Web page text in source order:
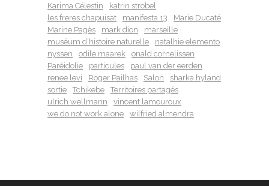
Karima Célestin
katrin strobel
les freres chapuisat
manifesta 13
Marie Ducaté
Marine Pagès
mark dion
marseille
muséum d’histoire naturelle
natalhie elemento
nyssen
odile maarek
onald cornelissen
Paréidolie
particules
paul van der eerden
renee levi
Roger Pailhas Salon
sharka hyland
sortie
Tchikebe
Territoires partagés
ulrich wellmann
vincent lamouroux
we do not work alone
wilfried almendra